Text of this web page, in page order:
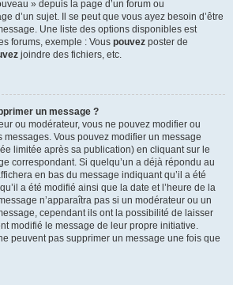
» depuis la page d’un forum ou
d’un sujet. Il se peut que vous ayez besoin d’être
Une liste des options disponibles est
forums, exemple : Vous pouvez poster de
joindre des fichiers, etc.
un message ?
ou modérateur, vous ne pouvez modifier ou
Vous pouvez modifier un message
limitée après sa publication) en cliquant sur le
correspondant. Si quelqu’un a déjà répondu au
en bas du message indiquant qu’il a été
a été modifié ainsi que la date et l’heure de la
n’apparaîtra pas si un modérateur ou un
cependant ils ont la possibilité de laisser
modifié le message de leur propre initiative.
peuvent pas supprimer un message une fois que